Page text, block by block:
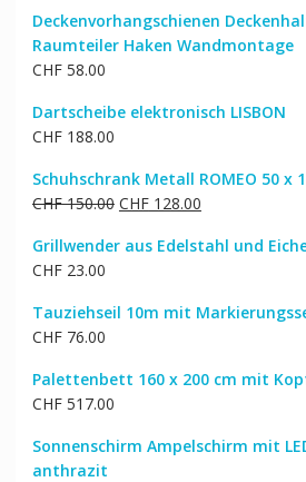
Deckenvorhangschienen
Raumteiler Haken Wandmontage
CHF58.00
Dartscheibe elektronisch LISBON
CHF188.00
Schuhschrank Metall ROMEO 50 x
CHF150.00 Ursprünglicher
war:
CHF128.00Aktueller
ist:
Grillwender aus Edelstahl und
CHF23.00
Tauziehseil 10m mit
CHF76.00
Palettenbett 160 x 200 cm mit
CHF517.00
Sonnenschirm Ampelschirm mit
anthrazit